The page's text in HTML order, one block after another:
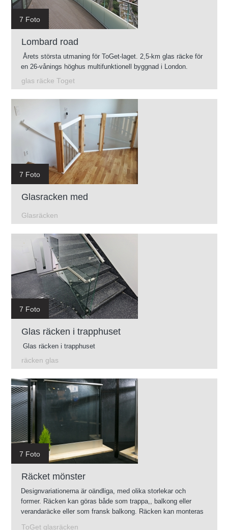
7 Foto
Lombard road
Årets största utmaning för ToGet-laget. 2,5-km glas räcke för
en 26-vånings höghus multifunktionell byggnad i London.
glas räcke Toget
7 Foto
Glasracken med
Glasräcken
7 Foto
Glas räcken i trapphuset
Glas räcken i trapphuset
räcken glas
7 Foto
Räcket mönster
Designvariationerna är oändliga, med olika storlekar och
former. Räcken kan göras både som trappa,, balkong eller
verandaräcke eller som fransk balkong. Räcken kan monteras
ToGet glasräcken